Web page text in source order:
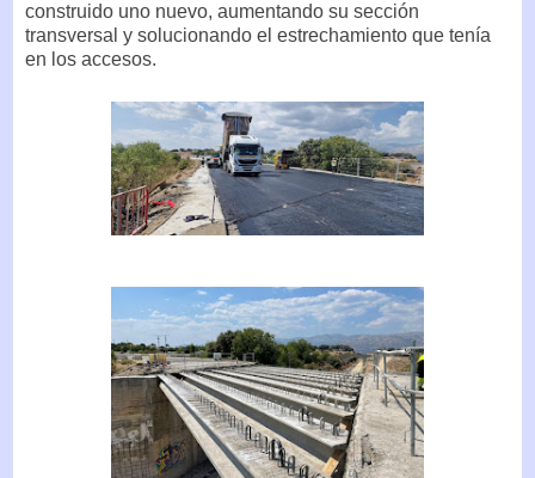
construido uno nuevo, aumentando su sección
transversal y solucionando el estrechamiento que tenía
en los accesos.